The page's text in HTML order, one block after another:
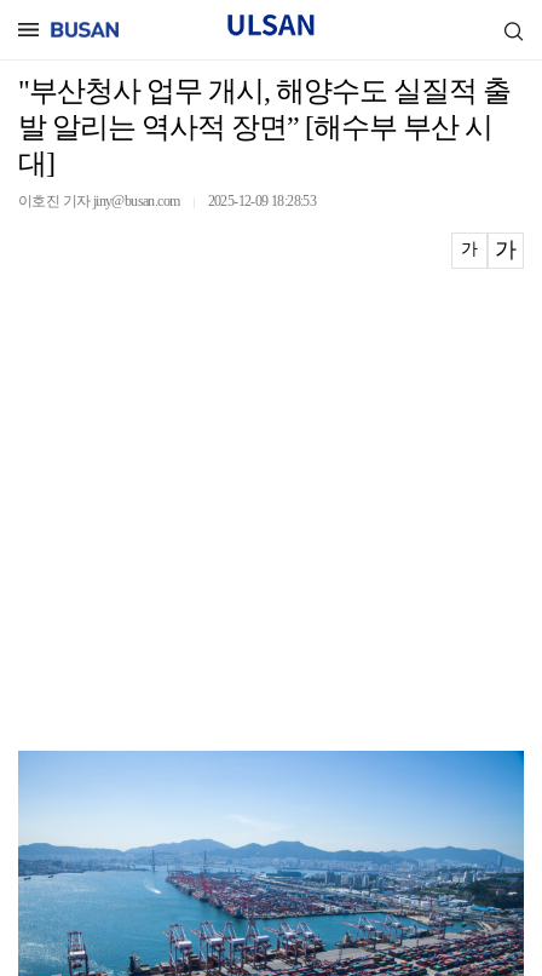
"부산청사 업무 개시, 해양수도 실질적 출
발 알리는 역사적 장면” [해수부 부산 시
대]
이호진 기자 jiny@busan.com 2025-12-09 18:28:53
가 가